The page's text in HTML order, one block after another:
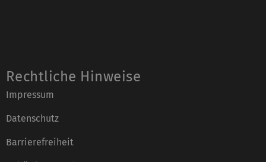
Rechtliche Hinweise
Impressum
Datenschutz
Barrierefreiheit